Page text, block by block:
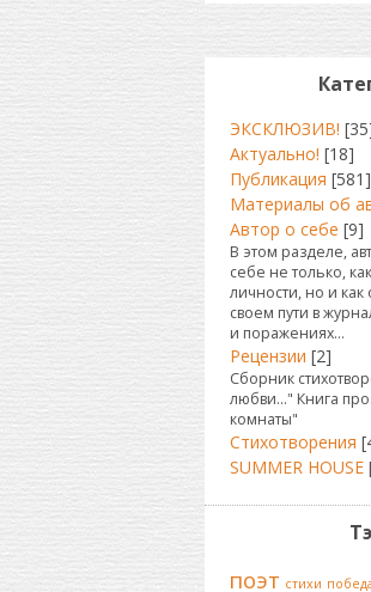
ЭКСКЛЮЗИВ!
Актуально! [18]
Публикация [581]
Материалы об
Автор о себе [9]
В этом разделе,
себе не только,
личности, но и
своем пути в
и поражениях...
Рецензии [2]
Сборник
любви..." Книга
комнаты"
Стихотворения
SUMMER HOUSE
поэт стихи